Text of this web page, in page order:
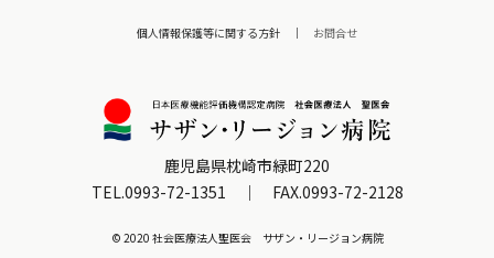
個人情報保護等に関する方針 ｜ お問合せ
鹿児島県枕崎市緑町220
TEL.0993-72-1351 ｜ FAX.0993-72-2128
© 2020 社会医療法人聖医会 サザン・リージョン病院